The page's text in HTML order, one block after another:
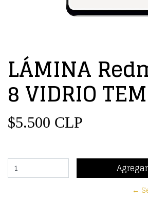
LÁMINA
8 VIDRIO
$5.500 CLP
←